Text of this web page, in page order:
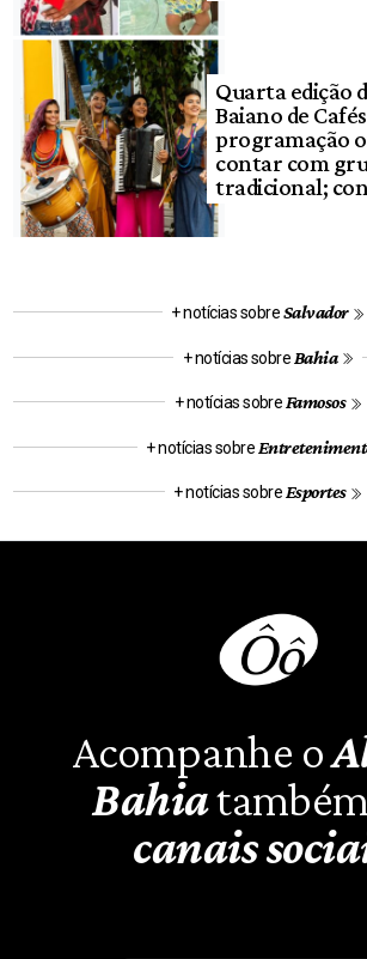
Quarta edição
Baiano de
programação
contar com
tradicional;
+ notícias sobreSalvador
+ notícias sobre Bahia
+ notícias sobre Famosos
+ notícias sobre
+ notícias sobre Esportes
Acompanhe o
Bahia
canais